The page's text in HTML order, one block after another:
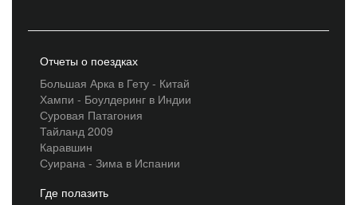
Отчеты о поездках
Большая Арка в Гету - Китай
Хампи - Боулдеринг в Индии
Суровая Патагония
Тайланд 2009
Каравшин
Суирана - Зима в Испании
Где полазить